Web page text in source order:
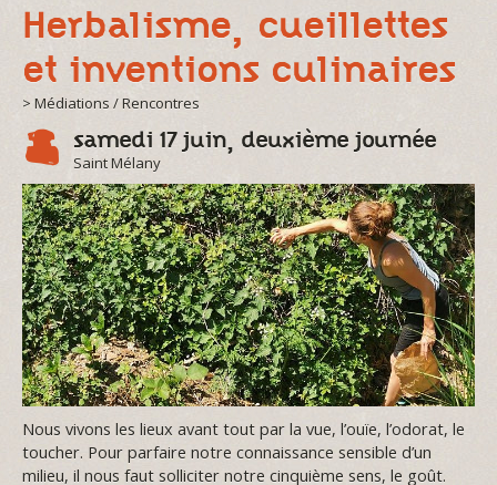
Herbalisme, cueillettes
et inventions culinaires
> Médiations / Rencontres
samedi 17 juin, deuxième journée
Saint Mélany
Nous vivons les lieux avant tout par la vue, l’ouïe, l’odorat, le
toucher. Pour parfaire notre connaissance sensible d’un
milieu, il nous faut solliciter notre cinquième sens, le goût.